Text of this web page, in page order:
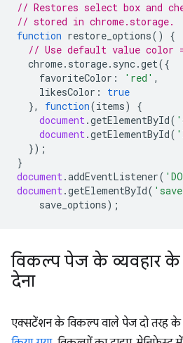
// Restores select box and
// stored in chrome.storage.
function restore_options()
{
// Use default value
chrome. storage. sync.get({
favoriteColor : 'red' ,
likesColor :
true
},
function(items)
{
document.getElementById(
document.getElementById(
});
}
document.addEventListener(
document.getElementById(
save_options);
विकल्प पेज के व्यवहार के
देना
एक्सटेंशन के विकल्प वाले पेज दो तरह के